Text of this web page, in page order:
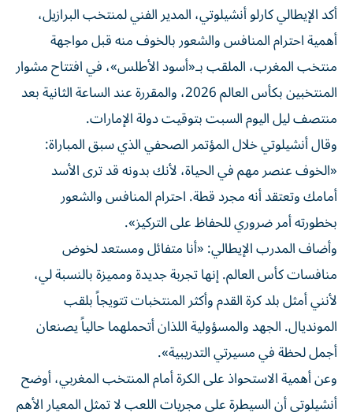
أكد الإيطالي كارلو أنشيلوتي، المدير الفني لمنتخب البرازيل،
أهمية احترام المنافس والشعور بالخوف منه قبل مواجهة
منتخب المغرب، الملقب بـ«أسود الأطلس»، في افتتاح مشوار
المنتخبين بكأس العالم 2026، والمقررة عند الساعة الثانية بعد
منتصف ليل اليوم السبت بتوقيت دولة الإمارات.
وقال أنشيلوتي خلال المؤتمر الصحفي الذي سبق المباراة:
«الخوف عنصر مهم في الحياة، لأنك بدونه قد ترى الأسد
أمامك وتعتقد أنه مجرد قطة. احترام المنافس والشعور
بخطورته أمر ضروري للحفاظ على التركيز».
وأضاف المدرب الإيطالي: «أنا متفائل ومستعد لخوض
منافسات كأس العالم. إنها تجربة جديدة ومميزة بالنسبة لي،
لأنني أمثل بلد كرة القدم وأكثر المنتخبات تتويجاً بلقب
المونديال. الجهد والمسؤولية اللذان أتحملهما حالياً يصنعان
أجمل لحظة في مسيرتي التدريبية».
وعن أهمية الاستحواذ على الكرة أمام المنتخب المغربي، أوضح
أنشيلوتي أن السيطرة على مجريات اللعب لا تمثل المعيار الأهم